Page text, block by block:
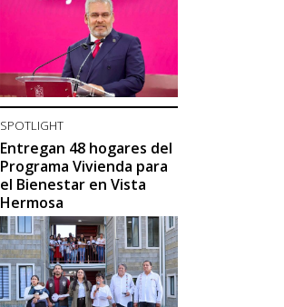
SPOTLIGHT
Entregan 48 hogares del
Programa Vivienda para
el Bienestar en Vista
Hermosa